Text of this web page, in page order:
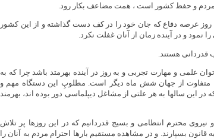
مردم و حفظ کشور است ، همت مضاعف بکار رود.
روز عرصه دفاع که جان خود را در کف دست گذاشته و از این کشور
نمود و در آینده زمان از آنان غفلت نکرد.
علمی و مهارت تجربی و به روز در آینده بهرمتد باشد چرا که به
، متفاوت از جهان شش ماه دیگر است. مطلوبِ این دستگاه مهم و
این سالها به هر علتی از مشاغل دیپلماسی دور بوده اند، بهرمند
نیروی محترم انتظامی و بسیج قدردانیم که در این روزها پر تلاش
قانون بسپارند. و در مشاهده مستقیم بارها احترام مردم به آنان را